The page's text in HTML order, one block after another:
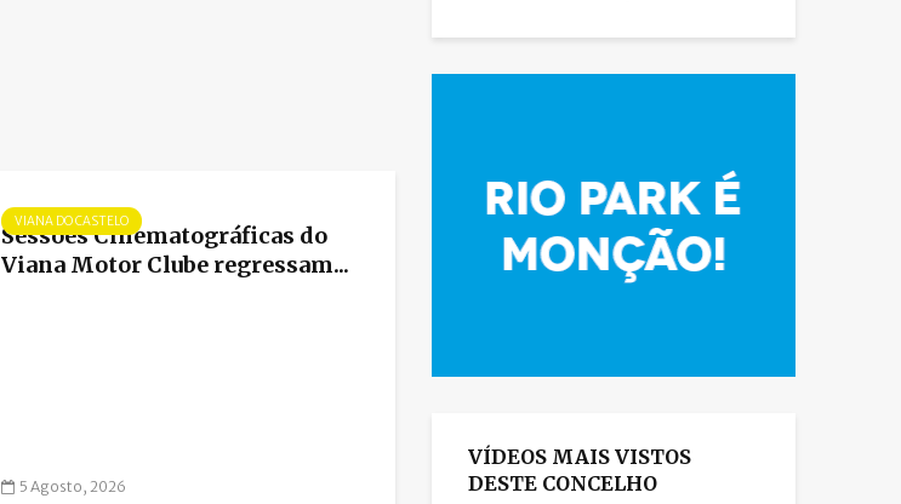
VIANA DO CASTELO
Sessões Cinematográficas do
Viana Motor Clube regressam...
5 Agosto, 2026
VÍDEOS MAIS VISTOS
DESTE CONCELHO